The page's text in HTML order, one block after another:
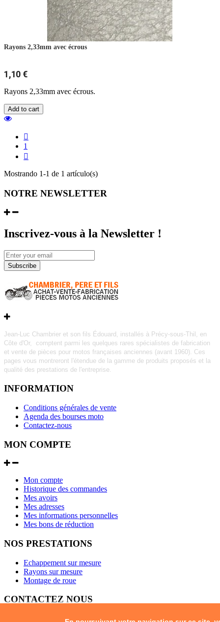
Rayons 2,33mm avec écrous
1,10 €
Rayons 2,33mm avec écrous.
Add to cart

1

Mostrando 1-1 de 1 artículo(s)
NOTRE NEWSLETTER
Inscrivez-vous à la Newsletter !
Subscribe
Jean-Luc Chambrier et son fils Édouard, installés à Précy-sous-Thil, en
Côte d'Or, comptent parmi les quelques rares spécialistes de fabrication
et vente de pièces pour motos françaises anciennes (avant 1960). Ces
pages vous montreront l'étendue de la gamme de produits proposés et la
qualité des prestations de l'entreprise.
INFORMATION
Conditions générales de vente
Agenda des bourses moto
Contactez-nous
MON COMPTE
Mon compte
Historique des commandes
Mes avoirs
Mes adresses
Mes informations personnelles
Mes bons de réduction
NOS PRESTATIONS
Echappement sur mesure
Rayons sur mesure
Montage de roue
CONTACTEZ NOUS